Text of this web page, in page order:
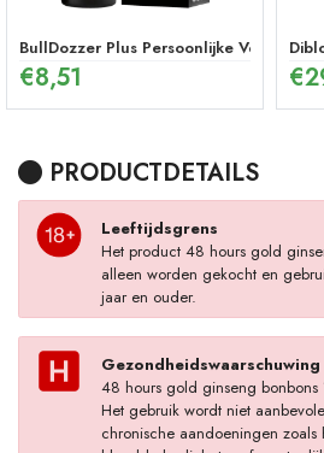
BullDozzer Plus Persoonlijke
€8,51 €
PRODUCTDETAILS
Leeftijdsgrens
Het product 48 hours gold
alleen worden gekocht en
jaar en ouder.
Gezondheidswaarschuwing
48 hours gold ginseng bonbons
Het gebruik wordt niet
chronische aandoeningen zoals